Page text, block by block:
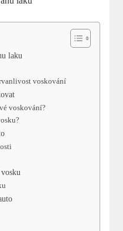
laku
voskování
voskování?